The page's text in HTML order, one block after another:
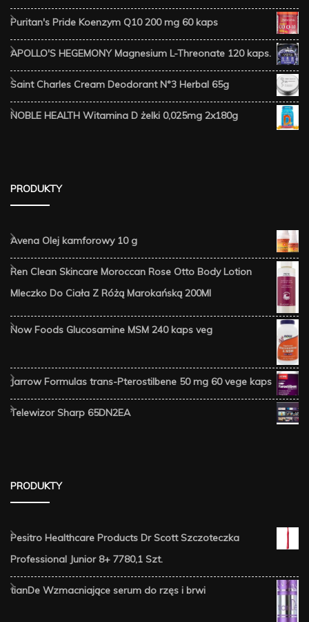
Puritan's Pride Koenzym Q10 200 mg 60 kaps
APOLLO'S HEGEMONY Magnesium L-Threonate 120 kaps.
Saint Charles Cream Deodorant N°3 Herbal 65g
NOBLE HEALTH Witamina D żelki 0,025mg 2x180g
PRODUKTY
Avena Olej kamforowy 10 g
Ren Clean Skincare Moroccan Rose Otto Body Lotion
Mleczko Do Ciała Z Różą Marokańską 200Ml
Now Foods Glucosamine MSM 240 kaps veg
Jarrow Formulas trans-Pterostilbene 50 mg 60 vege kaps
Telewizor Sharp 65DN2EA
PRODUKTY
Pesitro Healthcare Products Dr Scott Szczoteczka
Professional Junior 8+ 7780,1 Szt.
tianDe Wzmacniające serum do rzęs i brwi